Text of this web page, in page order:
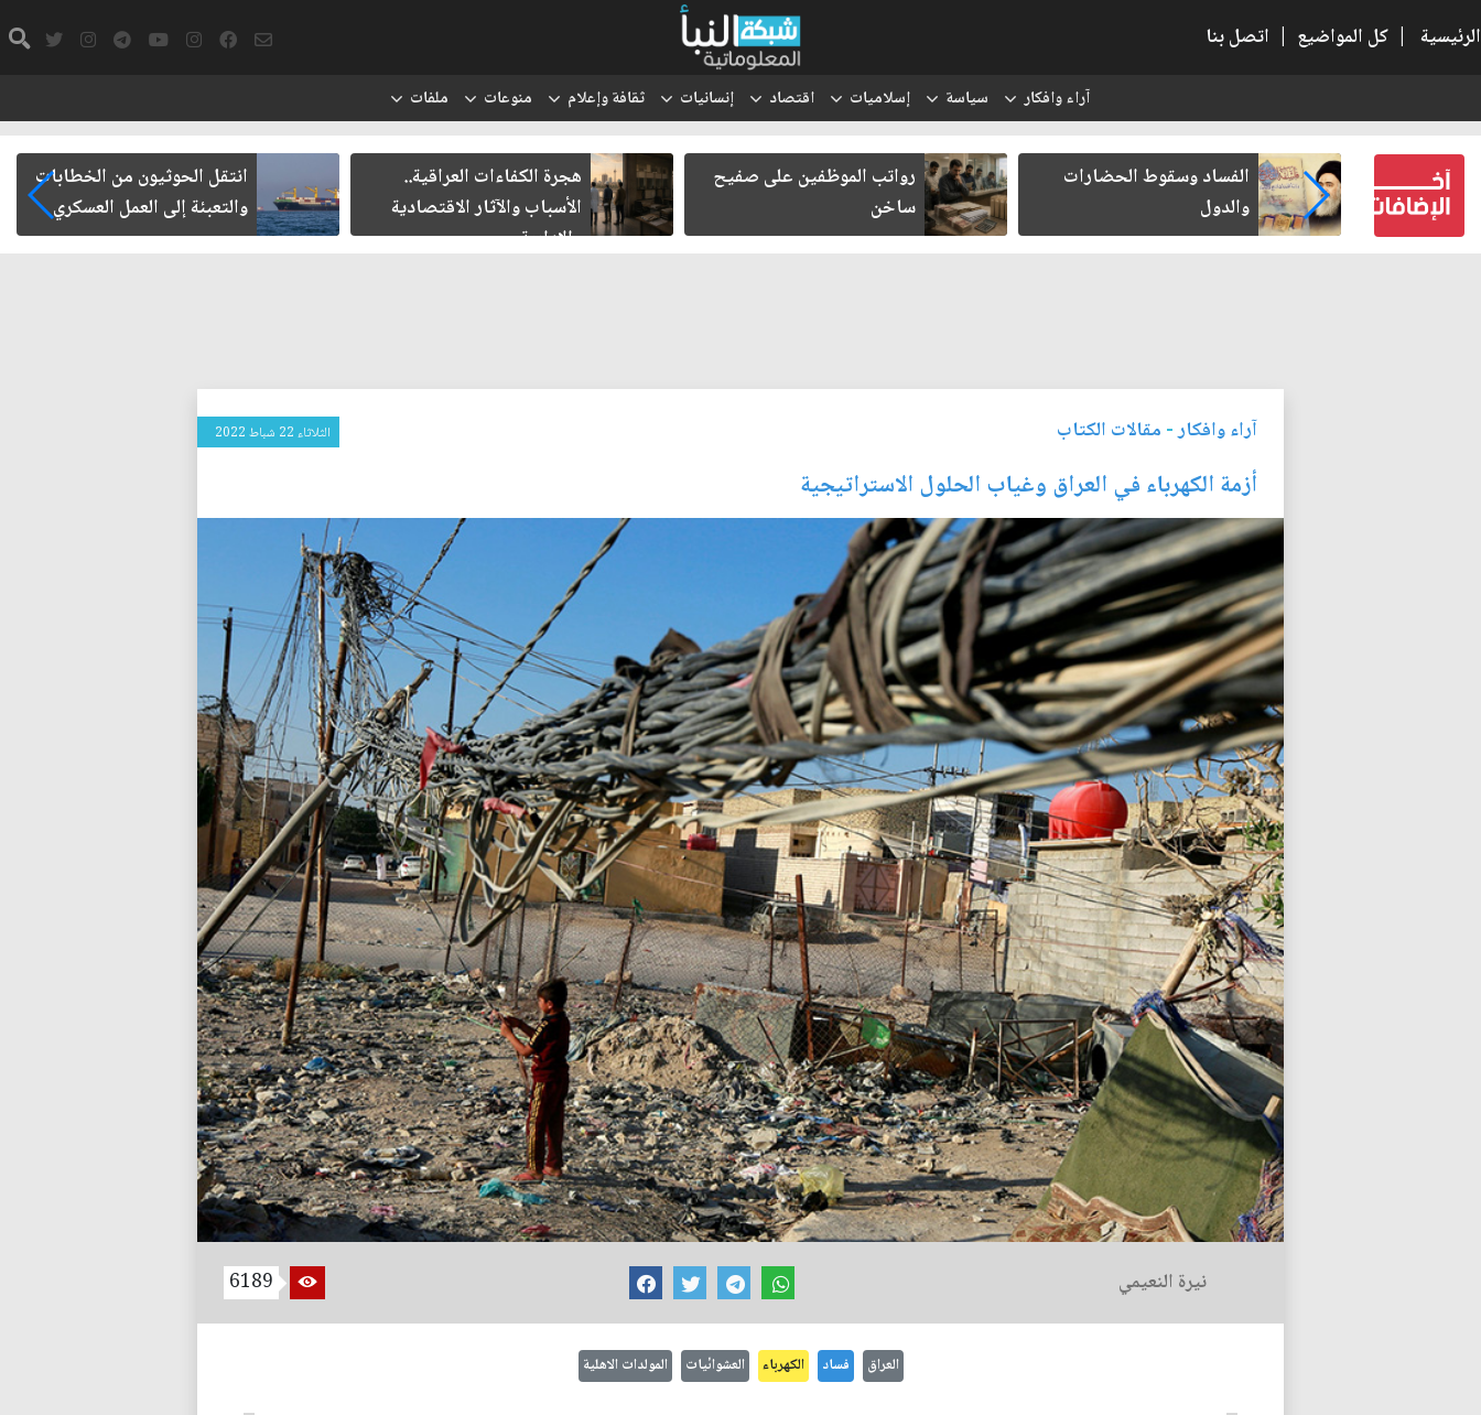
الرئيسية | كل المواضيع | اتصل بنا
آراء وافكار سياسة إسلاميات اقتصاد إنسانيات ثقافة وإعلام منوعات ملفات
كتب لنفسه
الفساد وسقوط الحضارات
والدول
رواتب الموظفين على صفيح
ساخن
هجرة الكفاءات العراقية..
الأسباب والآثار الاقتصادية
والإدارية
انتقل الحوثيون من الخطابات
والتعبئة إلى العمل العسكري
آراء وافكار- مقالات الكتاب الثلاثاء 22 شباط 2022
أزمة الكهرباء في العراق وغياب الحلول الاستراتيجية
نيرة النعيمي 6189
العراق فساد الكهرباء العشوائيات المولدات الاهلية